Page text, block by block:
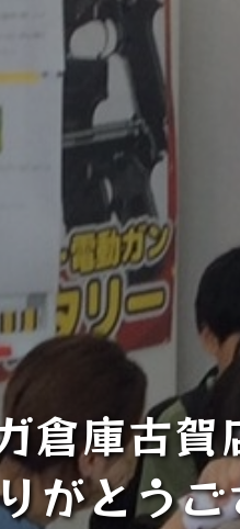
庫古賀
がとう